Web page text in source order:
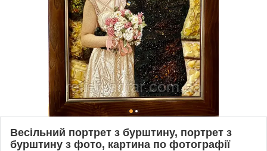
Весільний портрет з бурштину, портрет з
бурштину з фото, картина по фотографії